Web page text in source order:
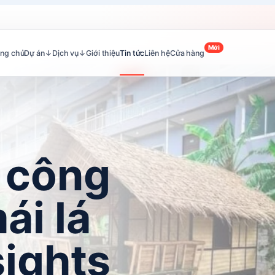
chủDự án↓ Dịch vụ↓Giới thiệuTin tứcLiên hệCửa hàng
Mới
lá